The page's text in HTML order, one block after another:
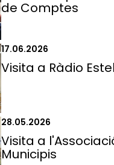
de Comptes
17.06.2026
Visita a Ràdio Estel
28.05.2026
Visita a
Municipis